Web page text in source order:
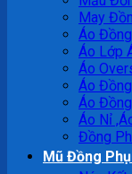
May
Áo
Áo Lớp
Áo
Áo
Áo
Áo Nỉ
Đồng
Mũ Đồng